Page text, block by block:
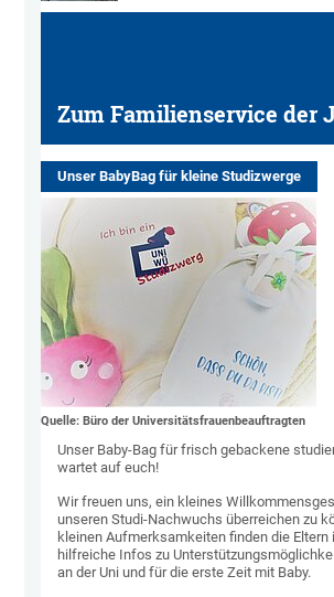
Zum Familienservice der
Unser BabyBag für kleine Studizwerge
Quelle: Büro der Universitätsfrauenbeauftragten
Unser Baby-Bag für frisch gebackene
wartet auf euch!
Wir freuen uns, ein kleines
unseren Studi-Nachwuchs überreichen zu
kleinen Aufmerksamkeiten finden die Eltern
hilfreiche Infos zu
an der Uni und für die erste Zeit mit Baby.